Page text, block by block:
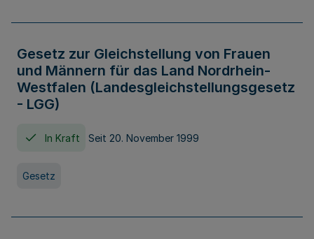
Gesetz zur Gleichstellung von Frauen
und Männern für das Land Nordrhein-
Westfalen (Landesgleichstellungsgesetz
- LGG)
In Kraft Seit 20. November 1999
Gesetz